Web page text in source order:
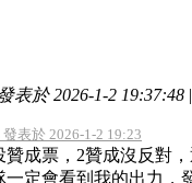
發表於 2026-1-2 19:37:48 |
發表於 2026-1-2 19:23
贊成票，2贊成沒反對，
一定會看到我的出力，